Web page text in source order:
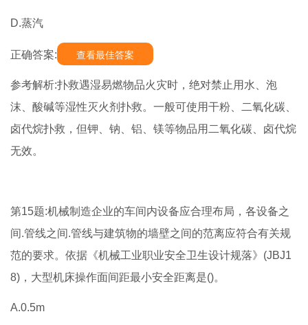
D.蒸汽
正确答案: 查看最佳答案
参考解析:扑救遇湿易燃物品火灾时，绝对禁止用水、泡
沫、酸碱等湿性灭火剂扑救。一般可使用干粉、二氧化碳、
卤代烷扑救，但钾、钠、铝、镁等物品用二氧化碳、卤代烷
无效。
第15题:机械制造企业的车间内设备应合理布局，各设备之
间.管线之间.管线与建筑物的墙壁之间的范离应符合有关规
范的要求。依据《机械工业职业安全卫生设计规落》(JBJ1
8)，大型机床操作面间距最小安全距离是()。
A.0.5m